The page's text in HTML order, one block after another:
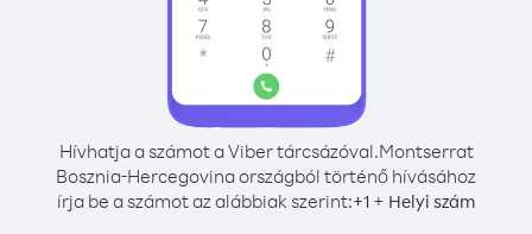
Hívhatja a számot a Viber tárcsázóval.Montserrat
Bosznia-Hercegovina országból történő hívásához
írja be a számot az alábbiak szerint:+1 + Helyi szám